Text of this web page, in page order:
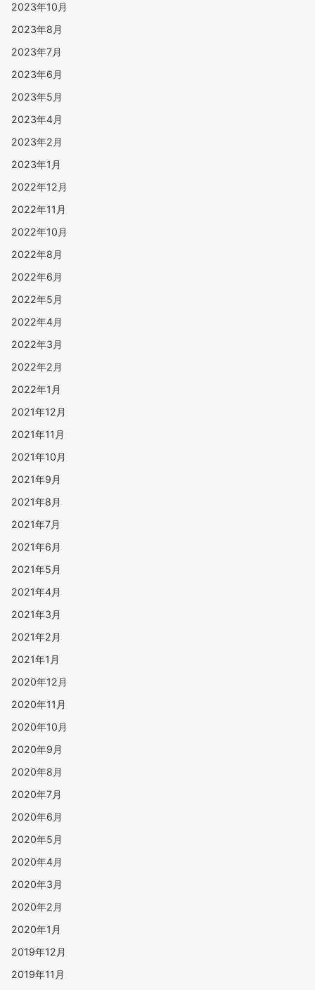
2023年10月
2023年8月
2023年7月
2023年6月
2023年5月
2023年4月
2023年2月
2023年1月
2022年12月
2022年11月
2022年10月
2022年8月
2022年6月
2022年5月
2022年4月
2022年3月
2022年2月
2022年1月
2021年12月
2021年11月
2021年10月
2021年9月
2021年8月
2021年7月
2021年6月
2021年5月
2021年4月
2021年3月
2021年2月
2021年1月
2020年12月
2020年11月
2020年10月
2020年9月
2020年8月
2020年7月
2020年6月
2020年5月
2020年4月
2020年3月
2020年2月
2020年1月
2019年12月
2019年11月